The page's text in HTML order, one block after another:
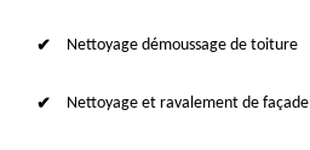
Nettoyage démoussage de toiture
Nettoyage et ravalement de façade